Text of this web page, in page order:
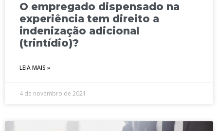
O empregado dispensado na
experiência tem direito a
indenização adicional
(trintídio)?
LEIA MAIS »
4 de novembro de 2021